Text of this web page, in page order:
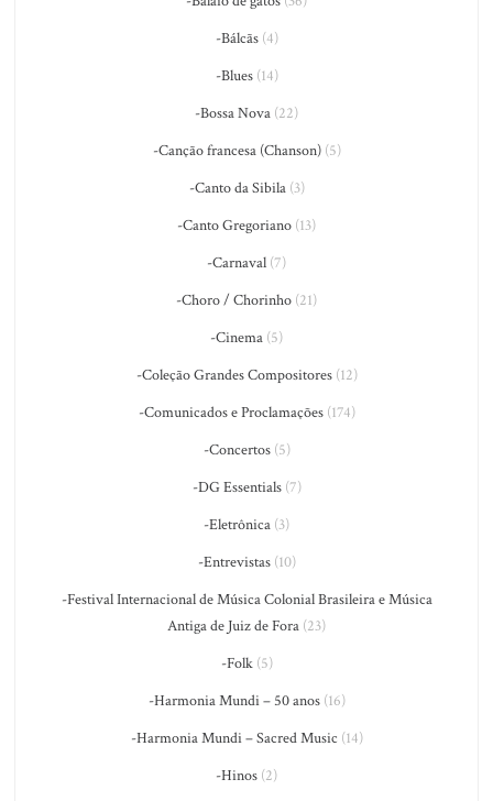
-Bálcãs(4)
-Blues(14)
-Bossa Nova (22)
-Canção francesa (Chanson)(5)
-Canto da Sibila(3)
-Canto Gregoriano (13)
-Carnaval (7)
-Choro / Chorinho (21)
-Cinema (5)
-Coleção Grandes Compositores(12)
-Comunicados e Proclamações(174)
-Concertos(5)
-DG Essentials(7)
-Eletrônica (3)
-Entrevistas(10)
-Festival Internacional de Música Colonial Brasileira e Música
Antiga de Juiz de Fora (23)
-Folk(5)
-Harmonia Mundi – 50 anos(16)
-Harmonia Mundi – Sacred Music (14)
-Hinos (2)